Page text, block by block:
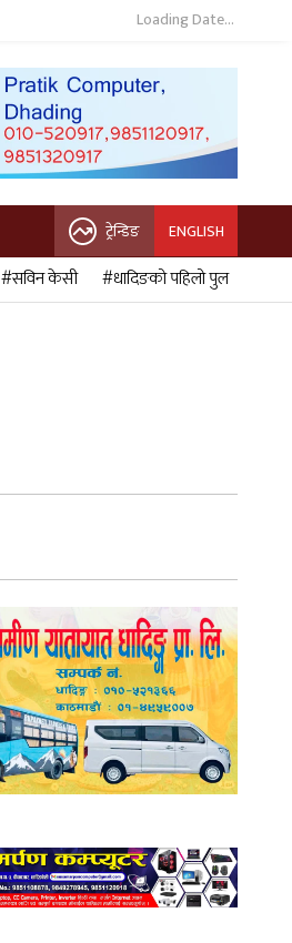
Loading Date...
ट्रेन्डिङ ENGLISH
#सविन केसी #धादिङको पहिलो पुल